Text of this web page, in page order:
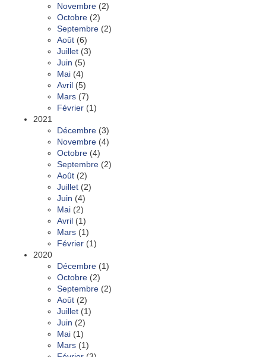
Novembre (2)
Octobre (2)
Septembre (2)
Août (6)
Juillet (3)
Juin (5)
Mai (4)
Avril (5)
Mars (7)
Février (1)
2021
Décembre (3)
Novembre (4)
Octobre (4)
Septembre (2)
Août (2)
Juillet (2)
Juin (4)
Mai (2)
Avril (1)
Mars (1)
Février (1)
2020
Décembre (1)
Octobre (2)
Septembre (2)
Août (2)
Juillet (1)
Juin (2)
Mai (1)
Mars (1)